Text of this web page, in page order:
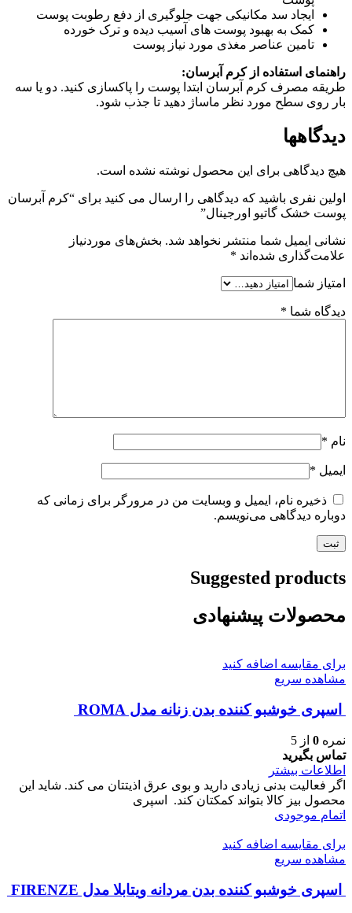
ایجاد سد مکانیکی جهت جلوگیری از دفع رطوبت پوست
کمک به بهبود پوست های آسیب دیده و ترک خورده
تامین عناصر مغذی مورد نیاز پوست
راهنمای استفاده از کرم آبرسان:
طریقه مصرف کرم آبرسان ابتدا پوست را پاکسازی کنید. دو یا سه
بار روی سطح مورد نظر ماساژ دهید تا جذب شود.
دیدگاهها
هیچ دیدگاهی برای این محصول نوشته نشده است.
اولین نفری باشید که دیدگاهی را ارسال می کنید برای “کرم آبرسان
پوست خشک گاتیو اورجینال”
نشانی ایمیل شما منتشر نخواهد شد. بخش‌های موردنیاز
علامت‌گذاری شده‌اند *
امتیاز شما
دیدگاه شما *
نام *
ایمیل *
ذخیره نام، ایمیل و وبسایت من در مرورگر برای زمانی که
دوباره دیدگاهی می‌نویسم.
Suggested products
محصولات پیشنهادی
برای مقایسه اضافه کنید
مشاهده سریع
اسپری خوشبو کننده بدن زنانه مدل ROMA
نمره 0 از 5
تماس بگیرید
اطلاعات بیشتر
اگر فعالیت بدنی زیادی دارید و بوی عرق اذیتتان می کند. شاید این
محصول بیز کالا بتواند کمکتان کند. اسپری
اتمام موجودی
برای مقایسه اضافه کنید
مشاهده سریع
اسپری خوشبو کننده بدن مردانه ویتابلا مدل FIRENZE